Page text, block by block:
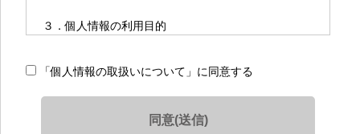
３．個人情報の利用目的
＊保有個人データとは、当社が開示、内容の
の提供の停止を行う権限を有する個人データを指しま
「個人情報の取扱いについて」に同意する